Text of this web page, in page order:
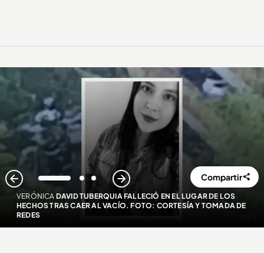
VERÓNICA DAVID TUBERQUIA FALLECIÓ EN EL LUGAR DE LOS
HECHOS TRAS CAER AL VACÍO. FOTO: CORTESÍA Y TOMADA DE
REDES
1 2 3 Compartir